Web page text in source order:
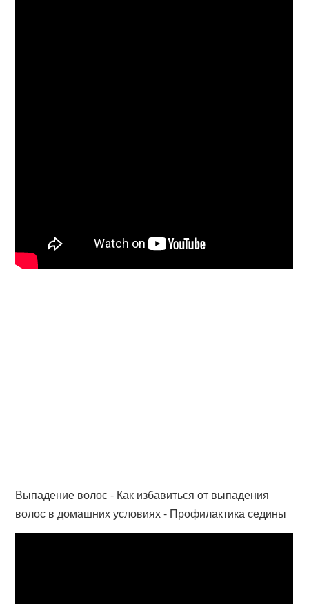
Выпадение волос - Как избавиться от выпадения
волос в домашних условиях - Профилактика седины